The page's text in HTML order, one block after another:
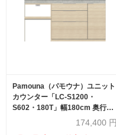
Pamouna（パモウナ）ユニット
カウンター「LC-S1200・
S602・180T」幅180cm 奥行
46cm 高さ92.7cm 引出し+扉収
納（扉：向かって右） 家電収納
174,400 円